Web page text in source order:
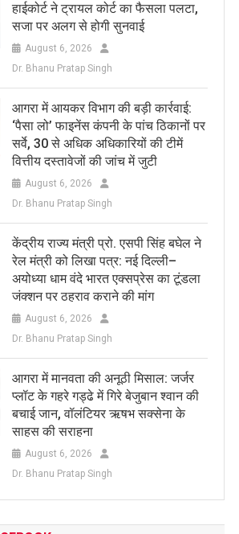
हाईकोर्ट ने ट्रायल कोर्ट का फैसला पलटा,
सजा पर अलग से होगी सुनवाई
August 6, 2026
Dr. Bhanu Pratap Singh
आगरा में आयकर विभाग की बड़ी कार्रवाई:
‘पैसा लो’ फाइनेंस कंपनी के पांच ठिकानों पर
सर्वे, 30 से अधिक अधिकारियों की टीमें
वित्तीय दस्तावेजों की जांच में जुटी
August 6, 2026
Dr. Bhanu Pratap Singh
केंद्रीय राज्य मंत्री प्रो. एसपी सिंह बघेल ने
रेल मंत्री को लिखा पत्र: नई दिल्ली–
अयोध्या धाम वंदे भारत एक्सप्रेस का टूंडला
जंक्शन पर ठहराव कराने की मांग
August 6, 2026
Dr. Bhanu Pratap Singh
आगरा में मानवता की अनूठी मिसाल: जर्जर
प्लॉट के गहरे गड्ढे में गिरे बेजुबान श्वान की
बचाई जान, वॉलंटियर ऋषभ सक्सेना के
साहस की सराहना
August 6, 2026
Dr. Bhanu Pratap Singh